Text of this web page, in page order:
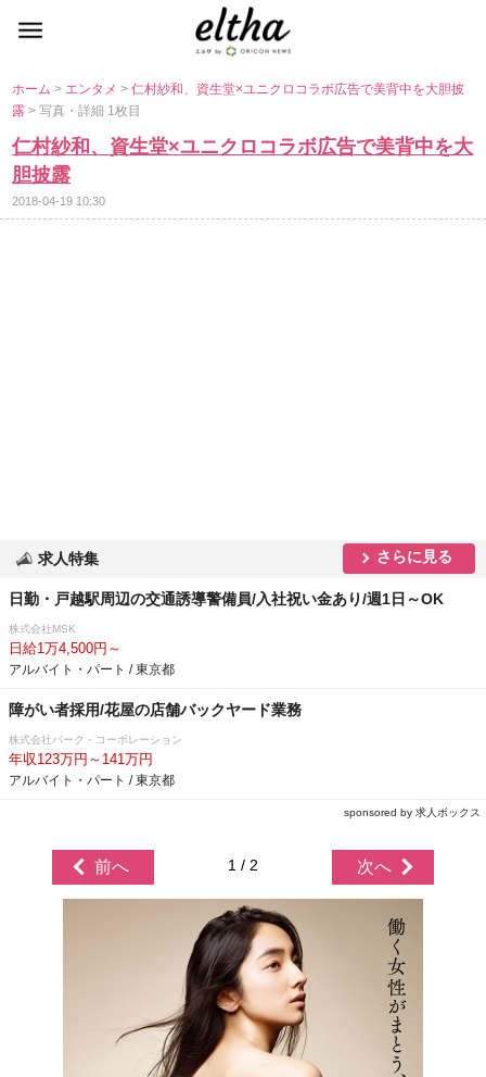
ホーム> エンタメ>仁村紗和、資生堂×ユニクロコラボ広告で美背中を大胆披
露> 写真・詳細 1枚目
仁村紗和、資生堂×ユニクロコラボ広告で美背中を大
胆披露
2018-04-19 10:30
求人特集 さらに見る
日勤・戸越駅周辺の交通誘導警備員/入社祝い金あり/週1日～OK
株式会社MSK
日給1万4,500円～
アルバイト・パート / 東京都
障がい者採用/花屋の店舗バックヤード業務
株式会社パーク・コーポレーション
年収123万円～141万円
アルバイト・パート / 東京都
sponsored by 求人ボックス
前へ 1 / 2 次へ